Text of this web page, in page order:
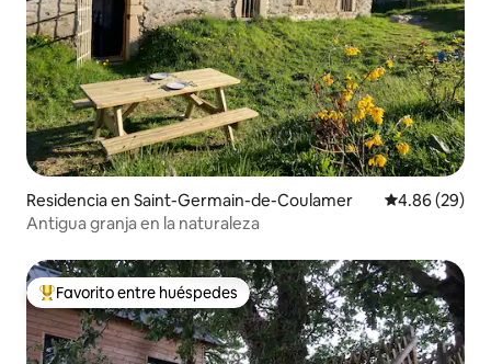
Residencia en Saint-Germain-de-Coulamer Calificación
4.86 (29)
Antigua granja en la naturaleza
De los mejores en Favorito entre huéspedes
Favorito entre huéspedes